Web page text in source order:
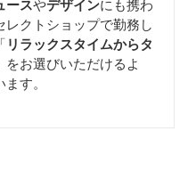
ースやデザインにも携わ
レクトショップで勤務し
リラックスタイムからタ
をお選びいただけるよ
す。